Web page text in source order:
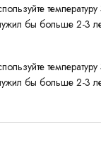
бы больше 2-3
бы больше 2-3